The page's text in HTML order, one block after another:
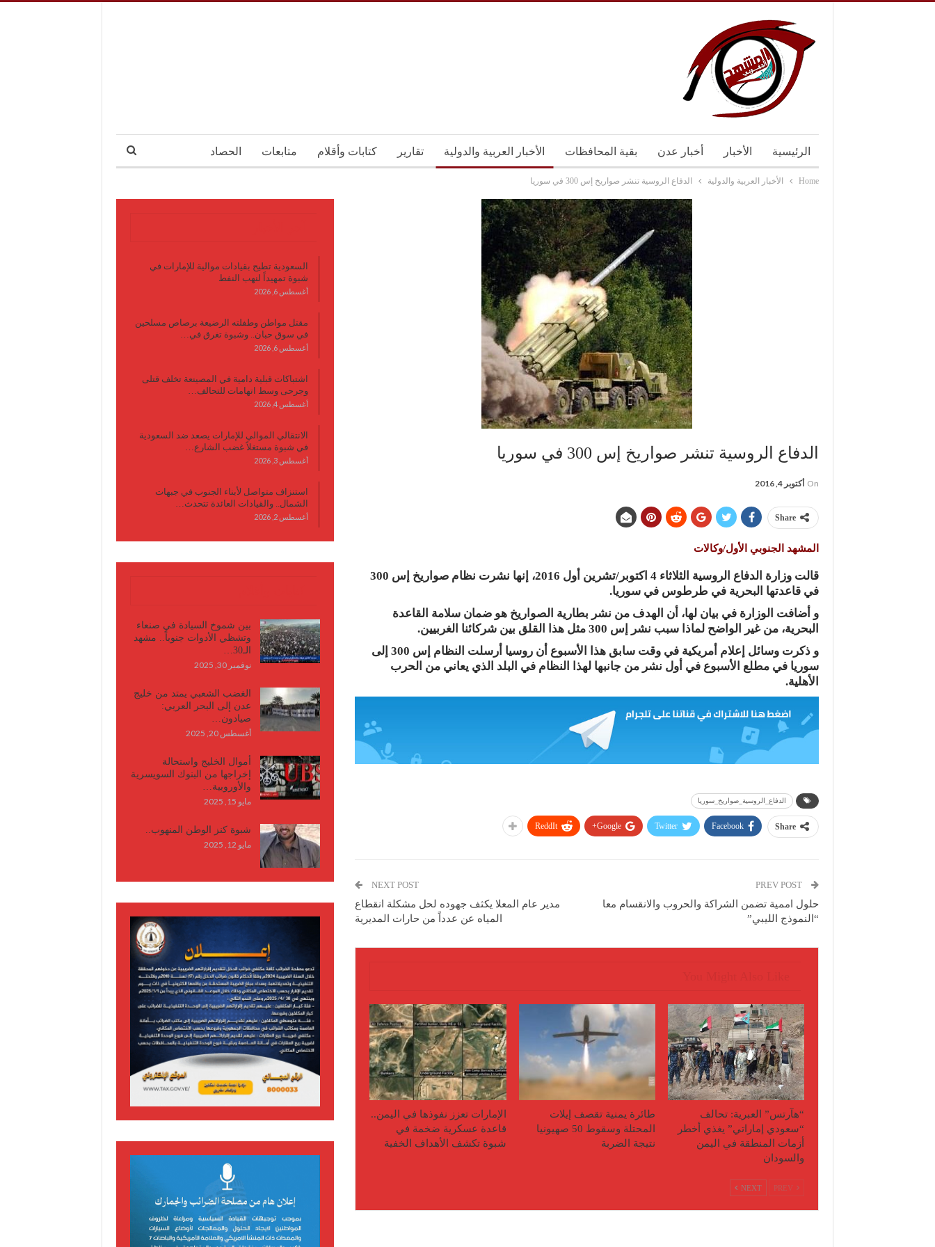
الرئيسية الأخبار أخبار عدن بقية المحافظات الأخبار العربية والدولية تقارير كتابات وأقلام متابعات الحصاد
Home الأخبار العربية والدولية الدفاع الروسية تنشر صواريخ إس 300 في سوريا
الدفاع الروسية تنشر صواريخ إس 300 في سوريا
On أكتوبر 4, 2016
Share
المشهد الجنوبي الأول/وكالات
قالت وزارة الدفاع الروسية الثلاثاء 4 اكتوبر/تشرين أول 2016، إنها نشرت نظام صواريخ إس 300
في قاعدتها البحرية في طرطوس في سوريا.
و أضافت الوزارة في بيان لها، أن الهدف من نشر بطارية الصواريخ هو ضمان سلامة القاعدة
البحرية، من غير الواضح لماذا سبب نشر إس 300 مثل هذا القلق بين شركائنا الغربيين.
و ذكرت وسائل إعلام أمريكية في وقت سابق هذا الأسبوع أن روسيا أرسلت النظام إس 300 إلى
سوريا في مطلع الأسبوع في أول نشر من جانبها لهذا النظام في البلد الذي يعاني من الحرب
الأهلية.
الدفاع_الروسية_صواريخ_سوريا
Share
Facebook
Twitter
Google+
ReddIt
حلول اممية تضمن الشراكة والحروب والانقسام معا
“النموذج الليبي”
NEXT POST
مدير عام المعلا يكثف جهوده لحل مشكلة انقطاع
المياه عن عدداً من حارات المديرية
“هآرتس” العبرية: تحالف
“سعودي إماراتي” يغذي أخطر
أزمات المنطقة في اليمن
والسودان
طائرة يمنية تقصف إيلات
المحتلة وسقوط 50 صهيونيا
نتيجة الضربة
الإمارات تعزز نفوذها في اليمن..
قاعدة عسكرية ضخمة في
شبوة تكشف الأهداف الخفية
NEXT
السعودية تطيح بقيادات موالية للإمارات في
شبوة تمهيداً لنهب النفط
أغسطس 6, 2026
مقتل مواطن وطفلته الرضيعة برصاص مسلحين
في سوق حبان.. وشبوة تغرق في…
أغسطس 6, 2026
اشتباكات قبلية دامية في المصينعة تخلف قتلى
وجرحى وسط اتهامات للتحالف…
أغسطس 4, 2026
الانتقالي الموالي للإمارات يصعد ضد السعودية
في شبوة مستغلاً غضب الشارع…
أغسطس 3, 2026
استنزاف متواصل لأبناء الجنوب في جبهات
الشمال.. والقيادات العائدة تتحدث…
أغسطس 2, 2026
بين شموخ السيادة في صنعاء
وتشظي الأدوات جنوباً.. مشهد
الـ30…
نوفمبر 30, 2025
الغضب الشعبي يمتد من خليج
عدن إلى البحر العربي:
صيادون…
أغسطس 20, 2025
أموال الخليج واستحالة
إخراجها من البنوك السويسرية
والأوروبية…
مايو 15, 2025
شبوة كنز الوطن المنهوب..
مايو 12, 2025